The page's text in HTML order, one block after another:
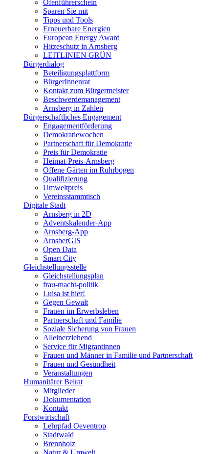
Ofenführerschein
Sparen Sie mit
Tipps und Tools
Erneuerbare Energien
European Energy Award
Hitzeschutz in Arnsberg
LEITLINIEN GRÜN
Bürgerdialog
Beteiligungsplattform
BürgerInnenrat
Kontakt zum Bürgermeister
Beschwerdemanagement
Arnsberg in Zahlen
Bürgerschaftliches Engagement
Engagementförderung
Demokratiewochen
Partnerschaft für Demokratie
Preis für Demokratie
Heimat-Preis-Arnsberg
Offene Gärten im Ruhrbogen
Qualifizierung
Umweltpreis
Vereinsstammtisch
Digitale Stadt
Arnsberg in 2D
Adventskalender-App
Arnsberg-App
ArnsberGIS
Open Data
Smart City
Gleichstellungsstelle
Gleichstellungsplan
frau-macht-politik
Luisa ist hier!
Gegen Gewalt
Frauen im Erwerbsleben
Partnerschaft und Familie
Soziale Sicherung von Frauen
Alleinerziehend
Service für Migrantinnen
Frauen und Männer in Familie und Partnerschaft
Frauen und Gesundheit
Veranstaltungen
Humanitärer Beirat
Mitglieder
Dokumentation
Kontakt
Forstwirtschaft
Lehrpfad Oeventrop
Stadtwald
Brennholz
Natur & Umwelt